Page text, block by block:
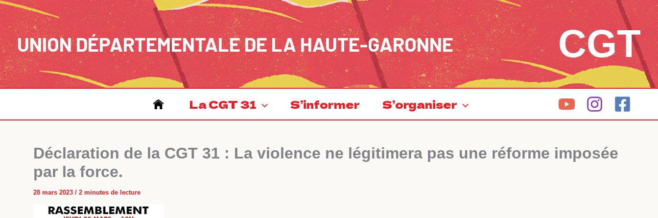
Aller
au
contenu
UNION DÉPARTEMENTALE DE LA HAUTE-GARONNE CGT
La CGT 31 S’informer S’organiser
Déclaration de la CGT 31 : La violence ne légitimera pas une réforme imposée
par la force.
28 mars 2023 / 2 minutes de lecture